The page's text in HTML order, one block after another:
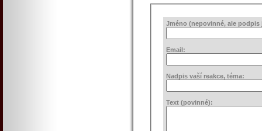
Jméno (nepovinné, ale podpis
Email:
Nadpis vaší reakce, téma:
Text (povinné):